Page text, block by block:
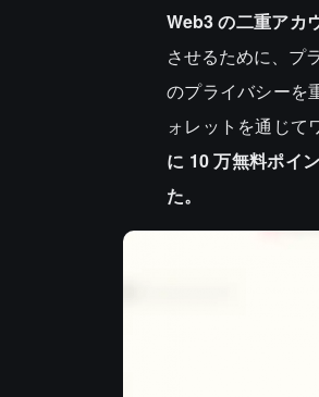
Web3 の二重アカ
させるために、プ
のプライバシーを
ォレットを通じて
に 10 万無料ポイ
た。